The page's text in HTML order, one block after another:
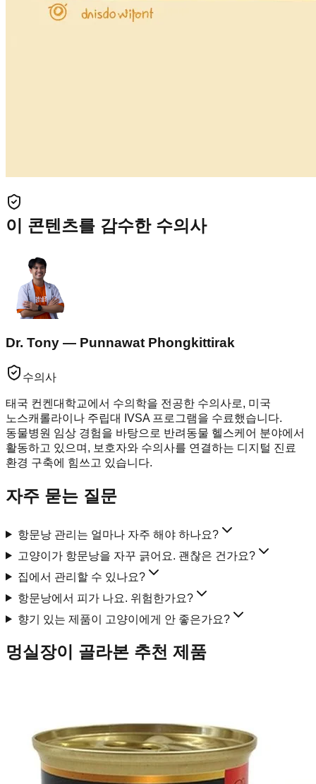
이 콘텐츠를 감수한 수의사
Dr. Tony — Punnawat Phongkittirak
수의사
태국 컨켄대학교에서 수의학을 전공한 수의사로, 미국
노스캐롤라이나 주립대 IVSA 프로그램을 수료했습니다.
동물병원 임상 경험을 바탕으로 반려동물 헬스케어 분야에서
활동하고 있으며, 보호자와 수의사를 연결하는 디지털 진료
환경 구축에 힘쓰고 있습니다.
자주 묻는 질문
항문낭 관리는 얼마나 자주 해야 하나요?
고양이가 항문낭을 자꾸 긁어요. 괜찮은 건가요?
집에서 관리할 수 있나요?
항문낭에서 피가 나요. 위험한가요?
향기 있는 제품이 고양이에게 안 좋은가요?
멍실장이 골라본 추천 제품